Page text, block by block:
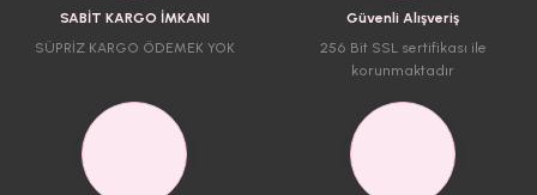
SABİT KARGO İMKANI
SÜPRİZ KARGO ÖDEMEK YOK
Güvenli Alışveriş
256 Bit SSL sertifikası ile
korunmaktadır